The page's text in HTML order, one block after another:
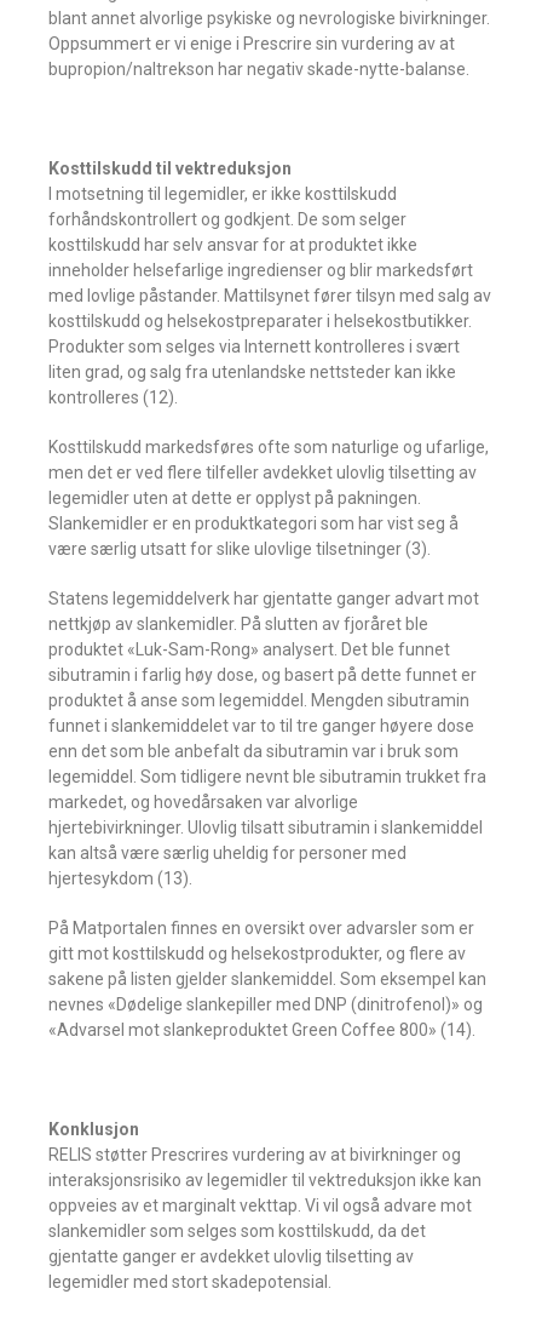
blant annet alvorlige psykiske og nevrologiske bivirkninger.
Oppsummert er vi enige i Prescrire sin vurdering av at
bupropion/naltrekson har negativ skade-nytte-balanse.
Kosttilskudd til vektreduksjon
I motsetning til legemidler, er ikke kosttilskudd
forhåndskontrollert og godkjent. De som selger
kosttilskudd har selv ansvar for at produktet ikke
inneholder helsefarlige ingredienser og blir markedsført
med lovlige påstander. Mattilsynet fører tilsyn med salg av
kosttilskudd og helsekostpreparater i helsekostbutikker.
Produkter som selges via Internett kontrolleres i svært
liten grad, og salg fra utenlandske nettsteder kan ikke
kontrolleres (12).
Kosttilskudd markedsføres ofte som naturlige og ufarlige,
men det er ved flere tilfeller avdekket ulovlig tilsetting av
legemidler uten at dette er opplyst på pakningen.
Slankemidler er en produktkategori som har vist seg å
være særlig utsatt for slike ulovlige tilsetninger (3).
Statens legemiddelverk har gjentatte ganger advart mot
nettkjøp av slankemidler. På slutten av fjoråret ble
produktet «Luk-Sam-Rong» analysert. Det ble funnet
sibutramin i farlig høy dose, og basert på dette funnet er
produktet å anse som legemiddel. Mengden sibutramin
funnet i slankemiddelet var to til tre ganger høyere dose
enn det som ble anbefalt da sibutramin var i bruk som
legemiddel. Som tidligere nevnt ble sibutramin trukket fra
markedet, og hovedårsaken var alvorlige
hjertebivirkninger. Ulovlig tilsatt sibutramin i slankemiddel
kan altså være særlig uheldig for personer med
hjertesykdom (13).
På Matportalen finnes en oversikt over advarsler som er
gitt mot kosttilskudd og helsekostprodukter, og flere av
sakene på listen gjelder slankemiddel. Som eksempel kan
nevnes «Dødelige slankepiller med DNP (dinitrofenol)» og
«Advarsel mot slankeproduktet Green Coffee 800» (14).
Konklusjon
RELIS støtter Prescrires vurdering av at bivirkninger og
interaksjonsrisiko av legemidler til vektreduksjon ikke kan
oppveies av et marginalt vekttap. Vi vil også advare mot
slankemidler som selges som kosttilskudd, da det
gjentatte ganger er avdekket ulovlig tilsetting av
legemidler med stort skadepotensial.